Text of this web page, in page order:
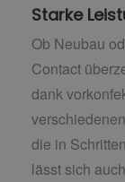
Starke
Ob Neubau
Contact
dank
die in
lässt sich